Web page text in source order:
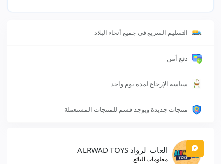
التسليم السريع في جميع أنحاء البلاد
دفع أمن
سياسة الإرجاع لمدة يوم واحد
منتجات جديدة ويوجد قسم للمنتجات المستعملة
العاب الرواد ALRWAD TOYS
معلومات البائع